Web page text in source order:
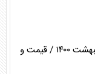
پیش فروش کرمان خودرو امروز شنبه ۱۸ اردیبهشت ۱۴۰۰ / قیمت و